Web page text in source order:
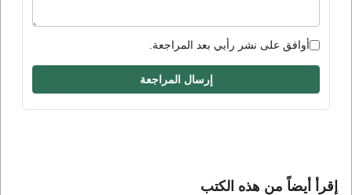
أوافق على نشر رأيي بعد المراجعة.
إرسال المراجعة
إقرأ أيضاً من هذه الكتب